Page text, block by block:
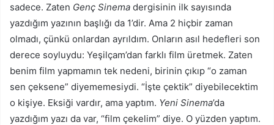
sadece. Zaten Genç Sinema dergisinin ilk sayısında
yazdığım yazının başlığı da 1’dir. Ama 2 hiçbir zaman
olmadı, çünkü onlardan ayrıldım. Onların asıl hedefleri son
derece soyluydu: Yeşilçam’dan farklı film üretmek. Zaten
benim film yapmamın tek nedeni, birinin çıkıp “o zaman
sen çeksene” diyememesiydi. “İşte çektik” diyebilecektim
o kişiye. Eksiği vardır, ama yaptım. Yeni Sinema’da
yazdığım yazı da var, “film çekelim” diye. O yüzden yaptım.